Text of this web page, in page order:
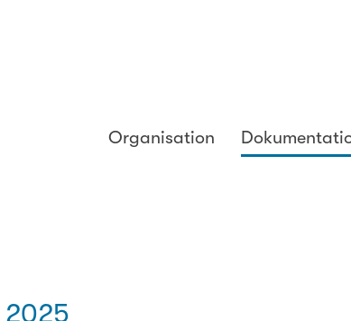
Organisation